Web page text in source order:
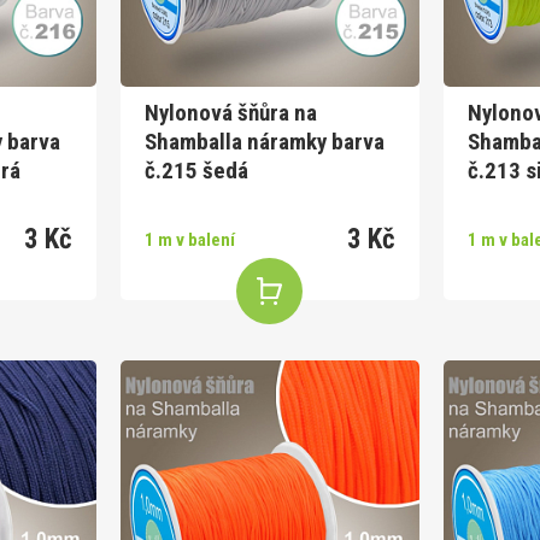
barva
3 Kč
Nylonová šňůra na
Shamballa náramky barva
č.215 šedá
1 m v balení 3 Kč
č.213
1 m v